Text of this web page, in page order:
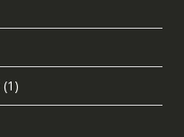
(1)